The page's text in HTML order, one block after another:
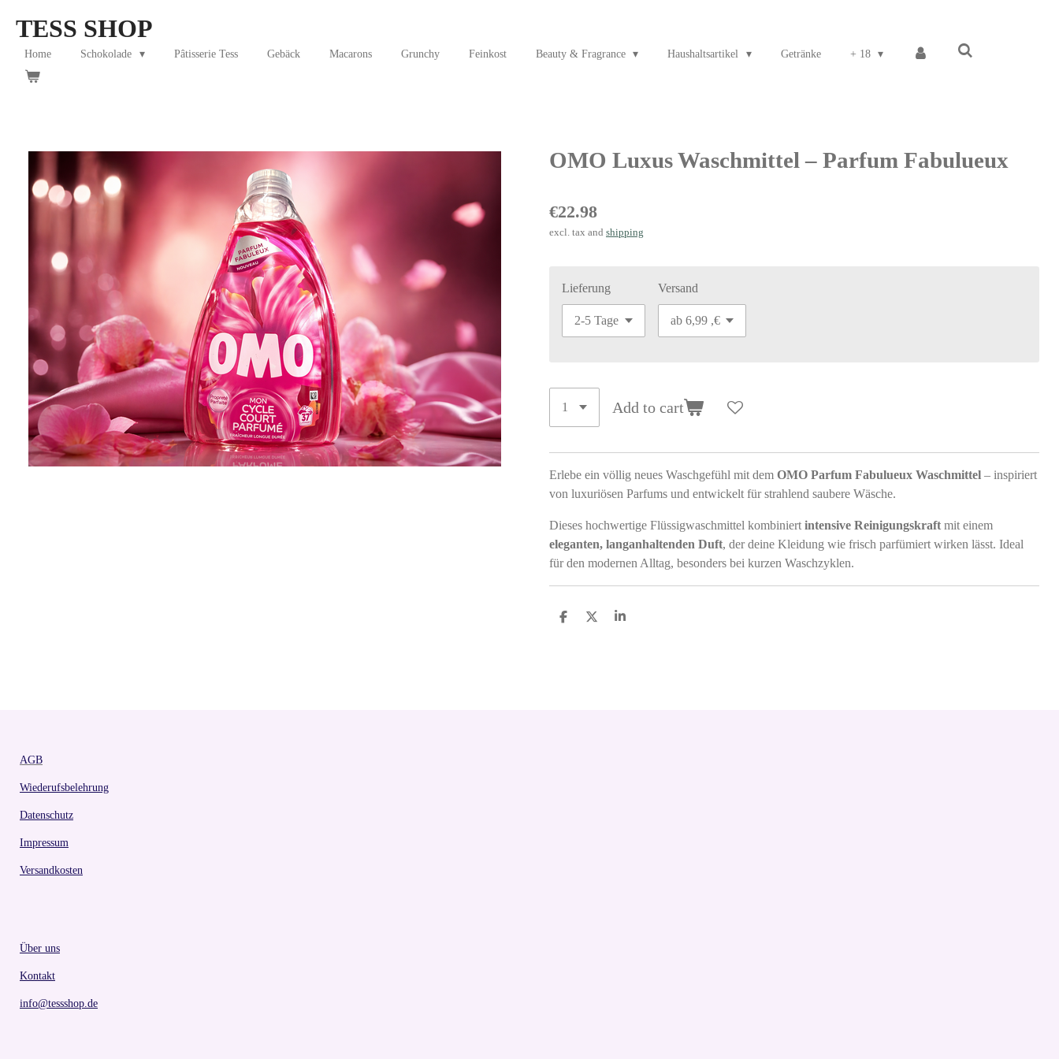
main
content
TESS SHOP
Home Schokolade Pâtisserie Tess Gebäck Macarons Grunchy Feinkost Beauty & Fragrance Haushaltsartikel Getränke + 18
OMO Luxus Waschmittel – Parfum Fabulueux
€22.98
excl. tax and shipping
Lieferung Versand
Add to cart
Erlebe ein völlig neues Waschgefühl mit dem OMO Parfum Fabulueux Waschmittel – inspiriert
von luxuriösen Parfums und entwickelt für strahlend saubere Wäsche.
Dieses hochwertige Flüssigwaschmittel kombiniert intensive Reinigungskraft mit einem
eleganten, langanhaltenden Duft, der deine Kleidung wie frisch parfümiert wirken lässt. Ideal
für den modernen Alltag, besonders bei kurzen Waschzyklen.
S
S
S
AGB
Wiederufsbelehrung
Datenschutz
Impressum
Versandkosten
Über uns
Kontakt
info@tessshop.de